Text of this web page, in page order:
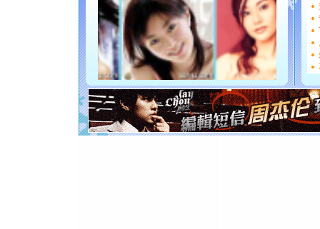
[圣诞节]
如意,快
[元旦]
断电。
你是我
[元旦]
起；二是
离。水晶
[元旦]当
泣，这痛